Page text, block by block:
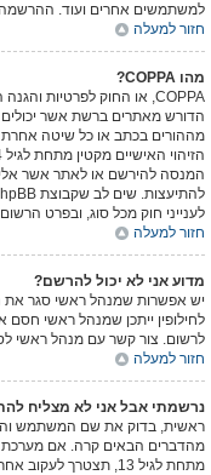
למשתמשים אחרים ועוד.
חזור למעלה
מהו COPPA?
מההורים בכתב או כל שיטה
המנסה להירשם או לאתר אשר
לענייני חוק מכל סוג, ובפרט
חזור למעלה
מדוע אני לא יכול להרשם?
יש אפשרות שמנהל ראשי סגר
לרשום. צור קשר עם מנהל ראשי
חזור למעלה
נרשמתי אבל אני לא מצליח
ראשית, בדוק את שם המשתמש
מתחת לגיל 13, תצטרך